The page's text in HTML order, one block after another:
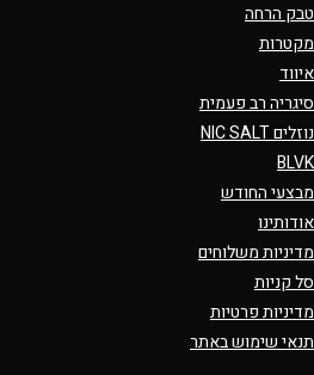
טבק הרחה
מקטרות
איווד
סיגריה רב פעמית
נוזלים NIC SALT
BLVK
מבצעי החודש
אודותינו
מדיניות משלוחים
סל קניות
מדיניות פרטיות
תנאי שימוש באתר